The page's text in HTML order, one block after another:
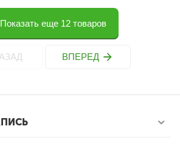
Показать еще 12 товаров
ВПЕРЕД